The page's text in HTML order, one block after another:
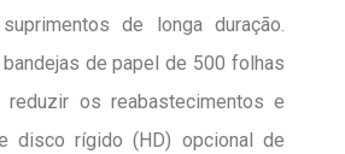
de longa duração.
de papel de 500 folhas
reduzir os reabastecimentos e
disco rígido (HD) opcional de